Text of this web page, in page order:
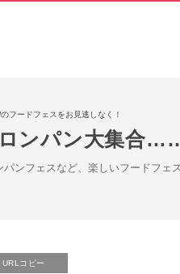
フードフェスをお見逃しなく！
ンパン大集合
ンフェスなど、楽しいフードフェ
URLコピー